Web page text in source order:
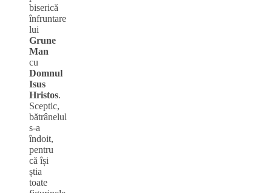
biserică
înfruntare
lui
Grune
Man
cu
Domnul
Isus
Hristos.
Sceptic,
bătrânelul
s-a
îndoit,
pentru
că își
știa
toate